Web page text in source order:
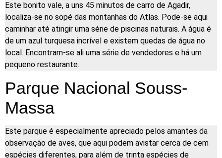
Este bonito vale, a uns 45 minutos de carro de Agadir,
localiza-se no sopé das montanhas do Atlas. Pode-se aqui
caminhar até atingir uma série de piscinas naturais. A água é
de um azul turquesa incrível e existem quedas de água no
local. Encontram-se ali uma série de vendedores e há um
pequeno restaurante.
Parque Nacional Souss-
Massa
Este parque é especialmente apreciado pelos amantes da
observação de aves, que aqui podem avistar cerca de cem
espécies diferentes, para além de trinta espécies de